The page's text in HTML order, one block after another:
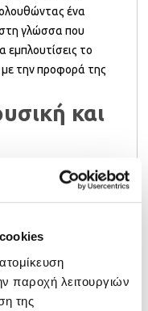
παροχή λειτουργιών
της
ένα
στη γλώσσα που
εμπλουτίσεις το
με την προφορά της
και
σε μία ξένη
της. Επίλεξε
να τη
συμβουλές για την